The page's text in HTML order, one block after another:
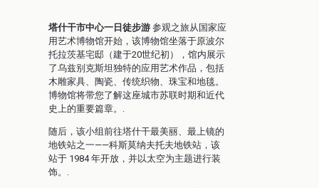
塔什干市中心一日徒步游 参观之旅从国家应
用艺术博物馆开始，该博物馆坐落于原波尔
托拉茨基宅邸（建于20世纪初），馆内展示
了乌兹别克斯坦独特的应用艺术作品，包括
木雕家具、陶瓷、传统织物、珠宝和地毯。
博物馆将带您了解这座城市苏联时期和近代
史上的重要篇章。.
随后，该小组前往塔什干最美丽、最上镜的
地铁站之一——科斯莫纳夫托夫地铁站，该
站于 1984 年开放，并以太空为主题进行装
饰。.